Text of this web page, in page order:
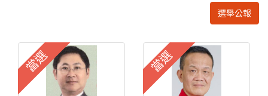
選舉公報
當選 當選